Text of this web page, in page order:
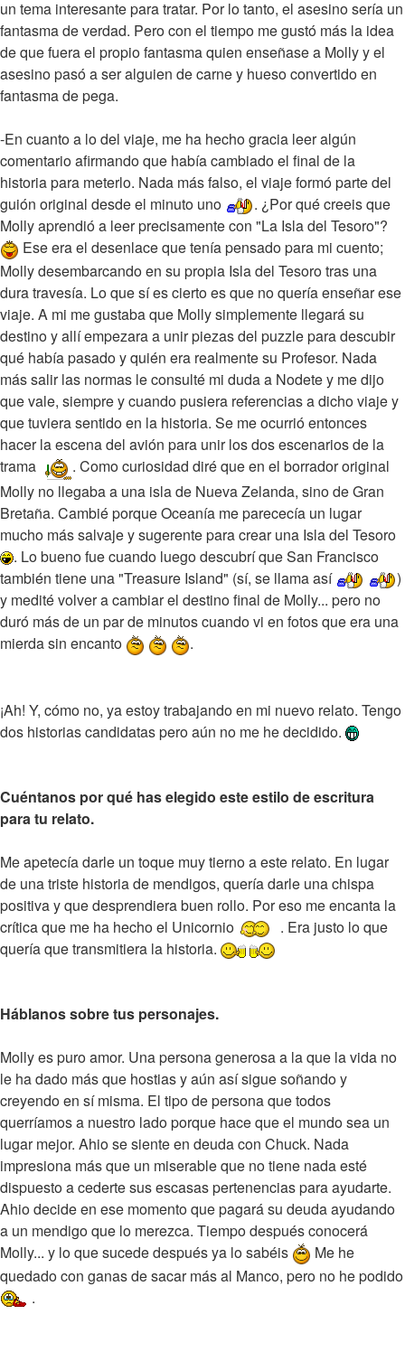
un tema interesante para tratar. Por lo tanto, el asesino sería un
fantasma de verdad. Pero con el tiempo me gustó más la idea
de que fuera el propio fantasma quien enseñase a Molly y el
asesino pasó a ser alguien de carne y hueso convertido en
fantasma de pega.
-En cuanto a lo del viaje, me ha hecho gracia leer algún
comentario afirmando que había cambiado el final de la
historia para meterlo. Nada más falso, el viaje formó parte del
guión original desde el minuto uno
. ¿Por qué creeis que
Molly aprendió a leer precisamente con "La Isla del Tesoro"?
Ese era el desenlace que tenía pensado para mi cuento;
Molly desembarcando en su propia Isla del Tesoro tras una
dura travesía. Lo que sí es cierto es que no quería enseñar ese
viaje. A mi me gustaba que Molly simplemente llegará su
destino y allí empezara a unir piezas del puzzle para descubir
qué había pasado y quién era realmente su Profesor. Nada
más salir las normas le consulté mi duda a Nodete y me dijo
que vale, siempre y cuando pusiera referencias a dicho viaje y
que tuviera sentido en la historia. Se me ocurrió entonces
hacer la escena del avión para unir los dos escenarios de la
trama
. Como curiosidad diré que en el borrador original
Molly no llegaba a una isla de Nueva Zelanda, sino de Gran
Bretaña. Cambié porque Oceanía me parececía un lugar
mucho más salvaje y sugerente para crear una Isla del Tesoro
. Lo bueno fue cuando luego descubrí que San Francisco
también tiene una "Treasure Island" (sí, se llama así
)
y medité volver a cambiar el destino final de Molly... pero no
duró más de un par de minutos cuando vi en fotos que era una
mierda sin encanto
.
¡Ah! Y, cómo no, ya estoy trabajando en mi nuevo relato. Tengo
dos historias candidatas pero aún no me he decidido.
Cuéntanos por qué has elegido este estilo de escritura
para tu relato.
Me apetecía darle un toque muy tierno a este relato. En lugar
de una triste historia de mendigos, quería darle una chispa
positiva y que desprendiera buen rollo. Por eso me encanta la
crítica que me ha hecho el Unicornio
. Era justo lo que
quería que transmitiera la historia.
Háblanos sobre tus personajes.
Molly es puro amor. Una persona generosa a la que la vida no
le ha dado más que hostias y aún así sigue soñando y
creyendo en sí misma. El tipo de persona que todos
querríamos a nuestro lado porque hace que el mundo sea un
lugar mejor. Ahio se siente en deuda con Chuck. Nada
impresiona más que un miserable que no tiene nada esté
dispuesto a cederte sus escasas pertenencias para ayudarte.
Ahio decide en ese momento que pagará su deuda ayudando
a un mendigo que lo merezca. Tiempo después conocerá
Molly... y lo que sucede después ya lo sabéis
Me he
quedado con ganas de sacar más al Manco, pero no he podido
.